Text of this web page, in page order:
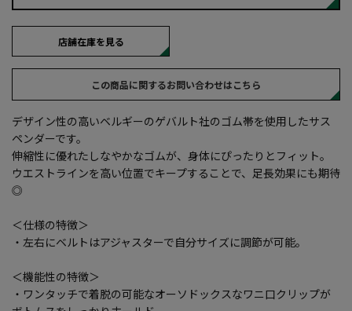
店舗在庫を見る
この商品に関するお問い合わせはこちら
デザイン性の高いベルギーのゲバルト社のゴム帯を使用したサス
ペンダーです。
伸縮性に優れたしなやかなゴムが、身体にぴったりとフィット。
ウエストラインを高い位置でキープすることで、足長効果にも期待
◎
＜仕様の特徴＞
・左右にベルトはアジャスターで自分サイズに調節が可能。
＜機能性の特徴＞
・ワンタッチで着脱の可能なオーソドックスなワニ口クリップが